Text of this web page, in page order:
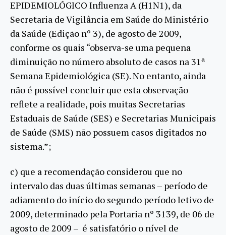
EPIDEMIOLÓGICO Influenza A (H1N1), da
Secretaria de Vigilância em Saúde do Ministério
da Saúde (Edição nº 3), de agosto de 2009,
conforme os quais “observa-se uma pequena
diminuição no número absoluto de casos na 31ª
Semana Epidemiológica (SE). No entanto, ainda
não é possível concluir que esta observação
reflete a realidade, pois muitas Secretarias
Estaduais de Saúde (SES) e Secretarias Municipais
de Saúde (SMS) não possuem casos digitados no
sistema.”;
c) que a recomendação considerou que no
intervalo das duas últimas semanas – período de
adiamento do início do segundo período letivo de
2009, determinado pela Portaria nº 3139, de 06 de
agosto de 2009 – é satisfatório o nível de